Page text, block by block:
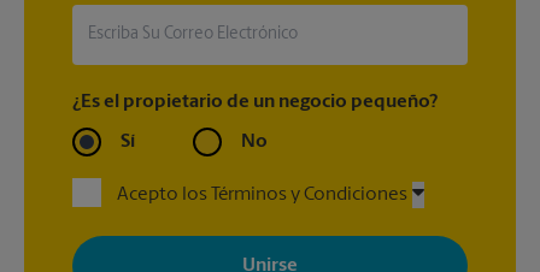
¿Es el propietario de un negocio pequeño?
Sí No
Acepto los Términos y Condiciones
Al registrarse, acepta recibir correos electrónicos de The UPS
Store con noticias, ofertas especiales, promociones y mensajes